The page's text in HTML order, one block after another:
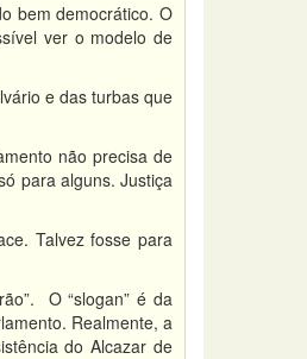
bem democrático. O
ver o modelo de
e das turbas que
não precisa de
para alguns. Justiça
Talvez fosse para
O “slogan” é da
Realmente, a
do Alcazar de